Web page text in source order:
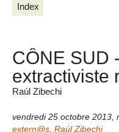
Index
CÔNE SUD
extractiviste
Raúl Zibechi
vendredi 25 octobre 2013
extern@s Raúl Zibechi